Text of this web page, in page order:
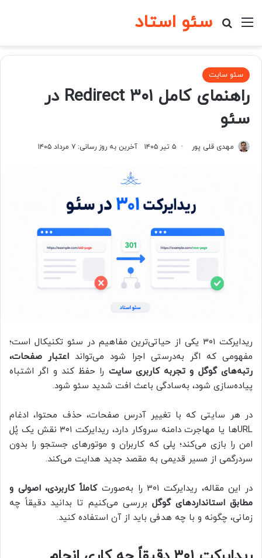
سئو استاد منو جستجو برای
سئو سایت
راهنمای کامل Redirect ۳۰۱ در
سئو
مهدی قلی پور ۵ تیر ۱۴۰۵ آخرین به روز رسانی: ۷ مرداد ۱۴۰۵
ریدایرکت ۳۰۱ یکی از حیاتی‌ترین مفاهیم در سئو تکنیکال است؛
مفهومی که اگر به‌درستی اجرا شود می‌تواند اعتبار صفحات،
رتبه‌های گوگل و تجربه کاربری سایت را حفظ کند و اگر اشتباه
پیاده‌سازی شود، به‌سادگی باعث افت شدید سئو شود.
در هر سایتی که با تغییر آدرس صفحات، حذف محتوا، ادغام
URLها یا مهاجرت دامنه سروکار دارد، ریدایرکت ۳۰۱ نقش یک پُل
امن را بازی می‌کند؛ پلی که کاربران و موتورهای جستجو را بدون
سردرگمی از مسیر قدیمی به مقصد جدید هدایت می‌کند.
در این مقاله، ریدایرکت ۳۰۱ را به‌صورت
کاملاً کاربردی، اصولی و
مطابق استانداردهای گوگل بررسی می‌کنیم تا بدانید دقیقاً چه
زمانی، چگونه و با چه هدفی باید از آن استفاده کنید.